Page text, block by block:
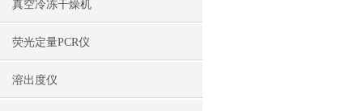
真空冷冻干燥机
荧光定量PCR仪
溶出度仪